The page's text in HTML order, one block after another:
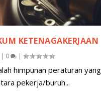
KETENAGAKERJAAN
| 0 |
himpunan peraturan yang
pekerja/buruh...